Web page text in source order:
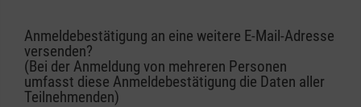
Anmeldebestätigung an eine weitere E-Mail-Adresse
versenden?
(Bei der Anmeldung von mehreren Personen
umfasst diese Anmeldebestätigung die Daten aller
Teilnehmenden)